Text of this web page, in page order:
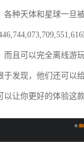
种天体和星球一旦
且可以完全离线游
发现，他们还可以
让你更好的体验这